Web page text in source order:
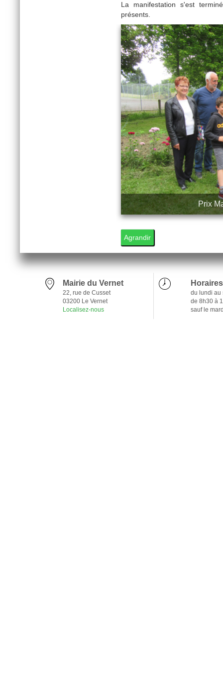
La manifestation s'est
présents.
Prix
Agrandir
Mairie du Vernet
22, rue de Cusset
03200 Le Vernet
Localisez-nous
du lundi au
de 8h30 à
sauf le